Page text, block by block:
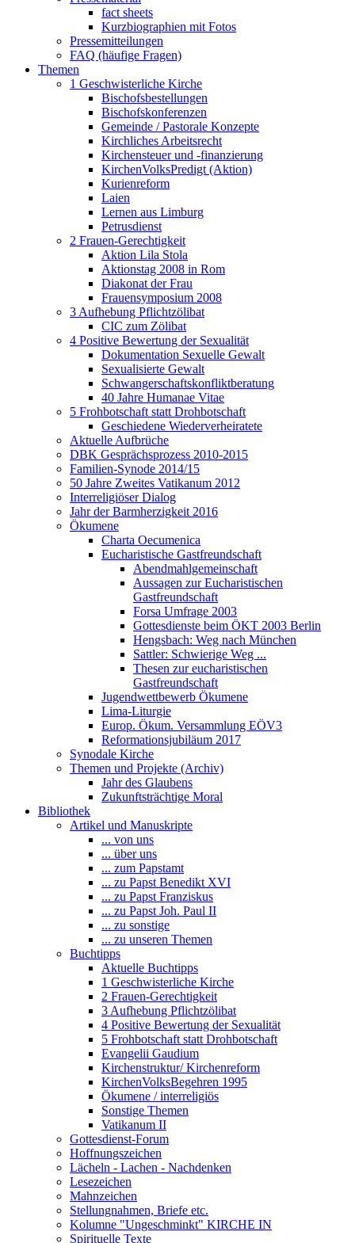
fact sheets
Kurzbiographien mit Fotos
Pressemitteilungen
FAQ (häufige Fragen)
Themen
1 Geschwisterliche Kirche
Bischofsbestellungen
Bischofskonferenzen
Gemeinde / Pastorale Konzepte
Kirchliches Arbeitsrecht
Kirchensteuer und -finanzierung
KirchenVolksPredigt (Aktion)
Kurienreform
Laien
Lernen aus Limburg
Petrusdienst
2 Frauen-Gerechtigkeit
Aktion Lila Stola
Aktionstag 2008 in Rom
Diakonat der Frau
Frauensymposium 2008
3 Aufhebung Pflichtzölibat
CIC zum Zölibat
4 Positive Bewertung der Sexualität
Dokumentation Sexuelle Gewalt
Sexualisierte Gewalt
Schwangerschaftskonfliktberatung
40 Jahre Humanae Vitae
5 Frohbotschaft statt Drohbotschaft
Geschiedene Wiederverheiratete
Aktuelle Aufbrüche
DBK Gesprächsprozess 2010-2015
Familien-Synode 2014/15
50 Jahre Zweites Vatikanum 2012
Interreligiöser Dialog
Jahr der Barmherzigkeit 2016
Ökumene
Charta Oecumenica
Eucharistische Gastfreundschaft
Abendmahlgemeinschaft
Aussagen zur Eucharistischen
Gastfreundschaft
Forsa Umfrage 2003
Gottesdienste beim ÖKT 2003 Berlin
Hengsbach: Weg nach München
Sattler: Schwierige Weg ...
Thesen zur eucharistischen
Gastfreundschaft
Jugendwettbewerb Ökumene
Lima-Liturgie
Europ. Ökum. Versammlung EÖV3
Reformationsjubiläum 2017
Synodale Kirche
Themen und Projekte (Archiv)
Jahr des Glaubens
Zukunftsträchtige Moral
Bibliothek
Artikel und Manuskripte
... von uns
... über uns
... zum Papstamt
... zu Papst Benedikt XVI
... zu Papst Franziskus
... zu Papst Joh. Paul II
... zu sonstige
... zu unseren Themen
Buchtipps
Aktuelle Buchtipps
1 Geschwisterliche Kirche
2 Frauen-Gerechtigkeit
3 Aufhebung Pflichtzölibat
4 Positive Bewertung der Sexualität
5 Frohbotschaft statt Drohbotschaft
Evangelii Gaudium
Kirchenstruktur/ Kirchenreform
KirchenVolksBegehren 1995
Ökumene / interreligiös
Sonstige Themen
Vatikanum II
Gottesdienst-Forum
Hoffnungszeichen
Lächeln - Lachen - Nachdenken
Lesezeichen
Mahnzeichen
Stellungnahmen, Briefe etc.
Kolumne "Ungeschminkt" KIRCHE IN
Spirituelle Texte